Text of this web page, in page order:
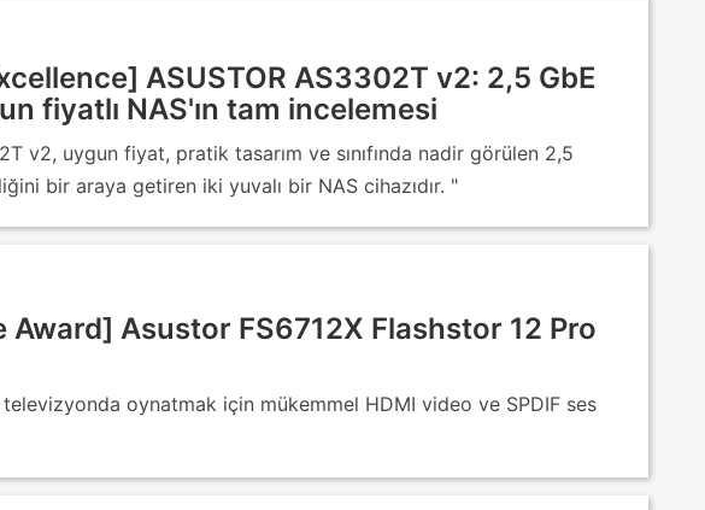
ASUSTOR AS3302T v2: 2,5 GbE
fiyatlı NAS'ın tam incelemesi
v2, uygun fiyat, pratik tasarım ve sınıfında nadir görülen 2,5
bir araya getiren iki yuvalı bir NAS cihazıdır. "
Award] Asustor FS6712X Flashstor 12 Pro
oynatmak için mükemmel HDMI video ve SPDIF ses